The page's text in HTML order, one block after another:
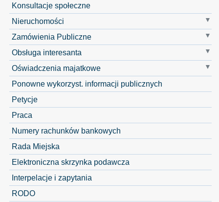
Konsultacje społeczne
Nieruchomości
Zamówienia Publiczne
Obsługa interesanta
Oświadczenia majatkowe
Ponowne wykorzyst. informacji publicznych
Petycje
Praca
Numery rachunków bankowych
Rada Miejska
Elektroniczna skrzynka podawcza
Interpelacje i zapytania
RODO